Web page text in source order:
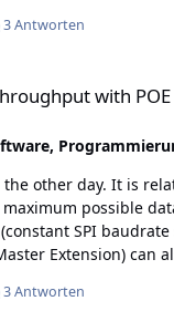
3 Antworten
with
throughput of the Accelerometer
at the Master Brick). I
Hz. Is it that the POE Master
3 Antworten